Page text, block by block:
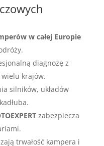
w całej Europie
diagnozę z
krajów.
silników, układów
zabezpiecza
trwałość kampera i